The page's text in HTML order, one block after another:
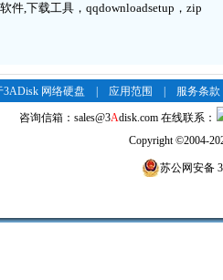
件,下载工具，qqdownloadsetup，zip
3ADisk 网络硬盘 |应用范围 服务条款
咨询信箱：sales@3Adisk.com 在线联系：
Copyright©2004-
苏公网安备